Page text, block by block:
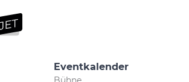
Eventkalender